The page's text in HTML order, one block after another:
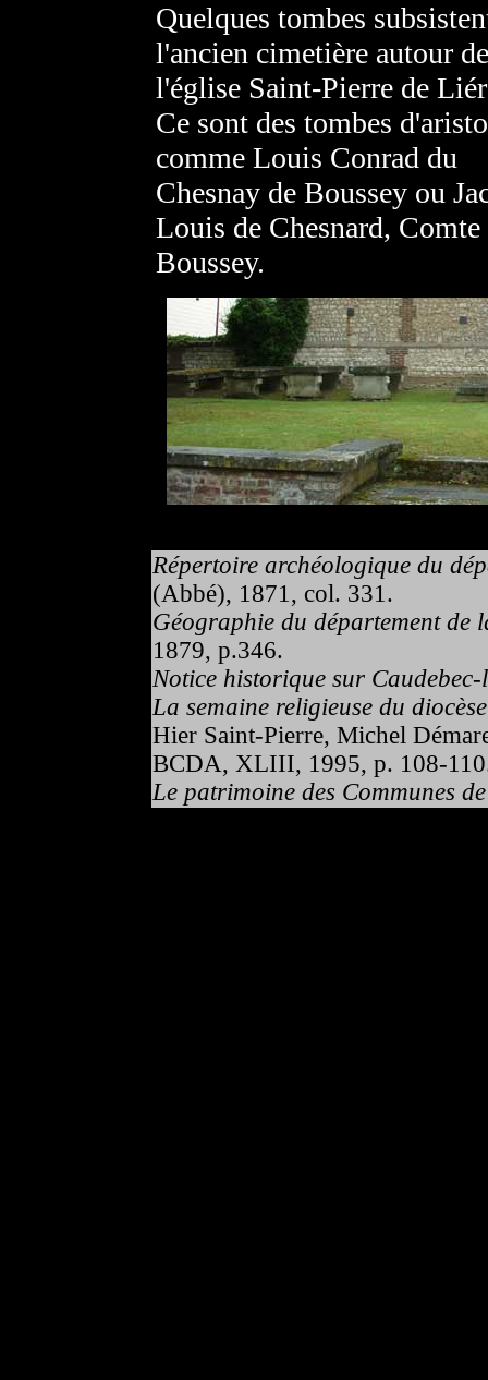
Quelques tombes
l'ancien cimetière autour de
l'église Saint-Pierre de
Ce sont des tombes
comme Louis Conrad du
Chesnay de Boussey ou
Louis de Chesnard, Comte
Boussey.
Répertoire archéologique du
(Abbé), 1871, col. 331.
Géographie du département de
1879, p.346.
Notice historique sur Caudebec-
La semaine religieuse du
Hier Saint-Pierre, Michel
BCDA, XLIII, 1995, p. 108-
Le patrimoine des Communes